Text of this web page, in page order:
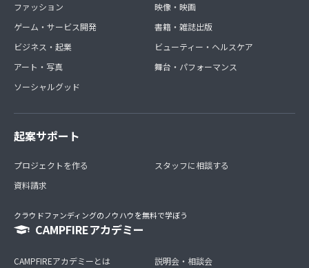
ファッション
ゲーム・サービス開発
ビジネス・起業
アート・写真
ソーシャルグッド
映像・映画
書籍・雑誌出版
ビューティー・ヘルスケア
舞台・パフォーマンス
起案サポート
プロジェクトを作る
資料請求
スタッフに相談する
クラウドファンディングのノウハウを無料で学ぼう
CAMPFIREアカデミー
CAMPFIREアカデミーとは
説明会・相談会